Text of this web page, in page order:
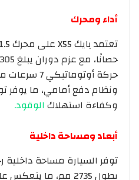
أداء ومحرك
ونظام دفع أمامي، ما يوفر
وكفاءة استهلاك الوقود.
أبعاد ومساحة داخلية
توفر السيارة مساحة
بطول 2735 مم، ما